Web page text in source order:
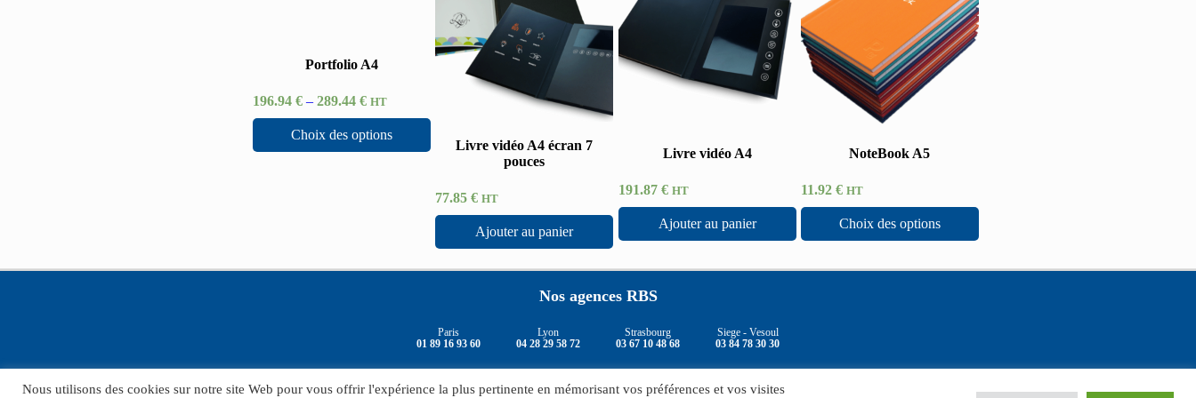
Portfolio A4
196.94€ –289.44€ HT
Choix des options
Livre vidéo A4 écran 7
pouces
77.85€ HT
Ajouter au panier
Livre vidéo A4
191.87 € HT
Ajouter au panier
NoteBook A5
11.92 € HT
Choix des options
Nos agences RBS
Paris
01 89 16 93 60
Lyon
04 28 29 58 72
Strasbourg
03 67 10 48 68
Siege - Vesoul
03 84 78 30 30
Nous utilisons des cookies sur notre site Web pour vous offrir l'expérience la plus pertinente en mémorisant vos préférences et vos visites